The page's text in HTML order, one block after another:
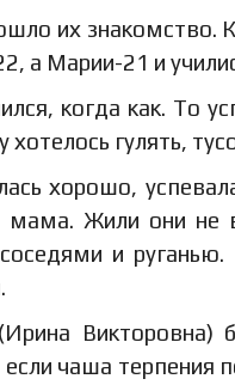
их знакомство.
а Марии-21 и
когда как. То
хотелось гулять,
хорошо,
мама. Жили они не
и
Викторовна)
если чаша терпения